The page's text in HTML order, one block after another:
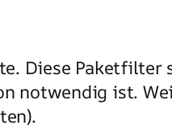
Diese
notwendig ist.